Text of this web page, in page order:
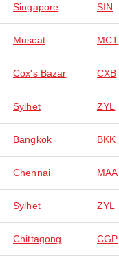
Singapore SIN
Muscat MCT
Cox's Bazar CXB
Sylhet ZYL
Bangkok BKK
Chennai MAA
Sylhet ZYL
Chittagong CGP